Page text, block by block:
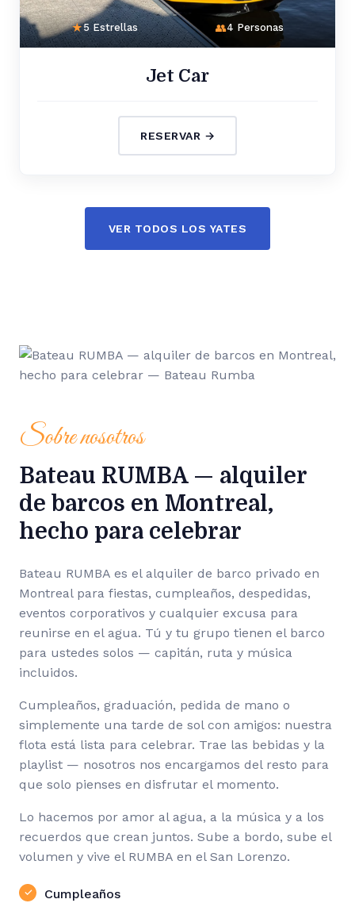
5 Estrellas 4 Personas
Jet Car
RESERVAR →
VER TODOS LOS YATES
Sobre nosotros
Bateau RUMBA — alquiler
de barcos en Montreal,
hecho para celebrar
Bateau RUMBA es el alquiler de barco privado en
Montreal para fiestas, cumpleaños, despedidas,
eventos corporativos y cualquier excusa para
reunirse en el agua. Tú y tu grupo tienen el barco
para ustedes solos — capitán, ruta y música
incluidos.
Cumpleaños, graduación, pedida de mano o
simplemente una tarde de sol con amigos: nuestra
flota está lista para celebrar. Trae las bebidas y la
playlist — nosotros nos encargamos del resto para
que solo pienses en disfrutar el momento.
Lo hacemos por amor al agua, a la música y a los
recuerdos que crean juntos. Sube a bordo, sube el
volumen y vive el RUMBA en el San Lorenzo.
Cumpleaños